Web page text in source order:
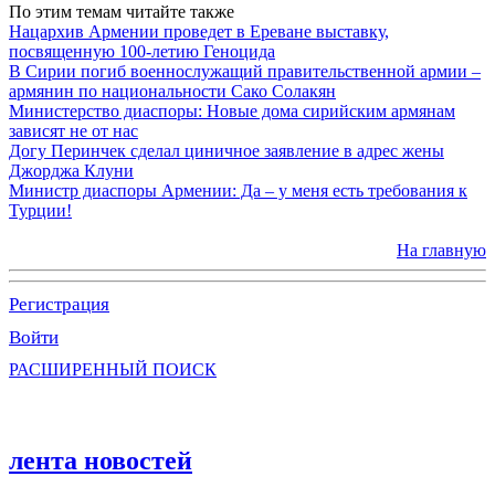
По этим темам читайте также
Нацархив Армении проведет в Ереване выставку,
посвященную 100-летию Геноцида
В Сирии погиб военнослужащий правительственной армии –
армянин по национальности Сако Солакян
Министерство диаспоры: Новые дома сирийским армянам
зависят не от нас
Догу Перинчек сделал циничное заявление в адрес жены
Джорджа Клуни
Министр диаспоры Армении: Да – у меня есть требования к
Турции!
На главную
Регистрация
Войти
РАСШИРЕННЫЙ ПОИСК
лента новостей